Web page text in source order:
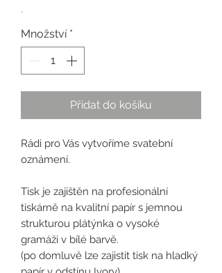
.
Množství *
Přidat do košíku
Rádi pro Vás vytvoříme svatební
oznámení.
Tisk je zajištěn na profesionální
tiskárně na kvalitní papír s jemnou
strukturou plátýnka o vysoké
gramáži v bílé barvě.
(po domluvě lze zajistit tisk na hladký